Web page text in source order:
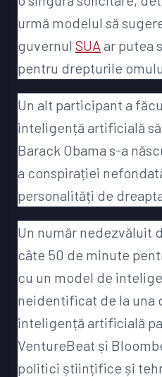
urmă modelul să
guvernul SUA ar putea
pentru drepturile
Un alt participant a
inteligență artificială
Barack Obama s-a
a conspirației
personalități de
Un număr nedezvăluit
câte 50 de minute
cu un model de
neidentificat de la una
inteligență artificială
VentureBeat și
politici științifice și